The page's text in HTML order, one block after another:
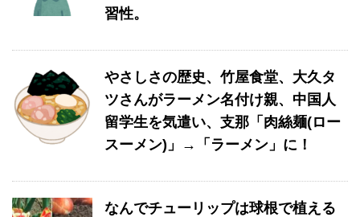
習性。
やさしさの歴史、竹屋食堂、大久タ
ツさんがラーメン名付け親、中国人
留学生を気遣い、支那「肉絲麺(ロー
スーメン)」→「ラーメン」に！
なんでチューリップは球根で植える